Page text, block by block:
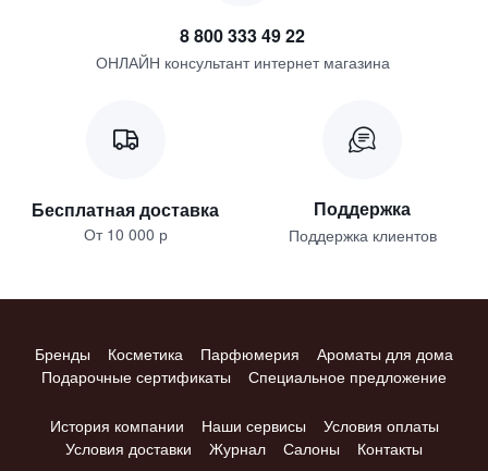
8 800 333 49 22
ОНЛАЙН консультант интернет магазина
Бесплатная доставка
От 10 000 р
Поддержка
Поддержка клиентов
Бренды Косметика Парфюмерия
Ароматы для дома
Подарочные сертификаты
Специальное предложение
История компании Наши сервисы
Условия оплаты
Условия доставки
Журнал Салоны Контакты